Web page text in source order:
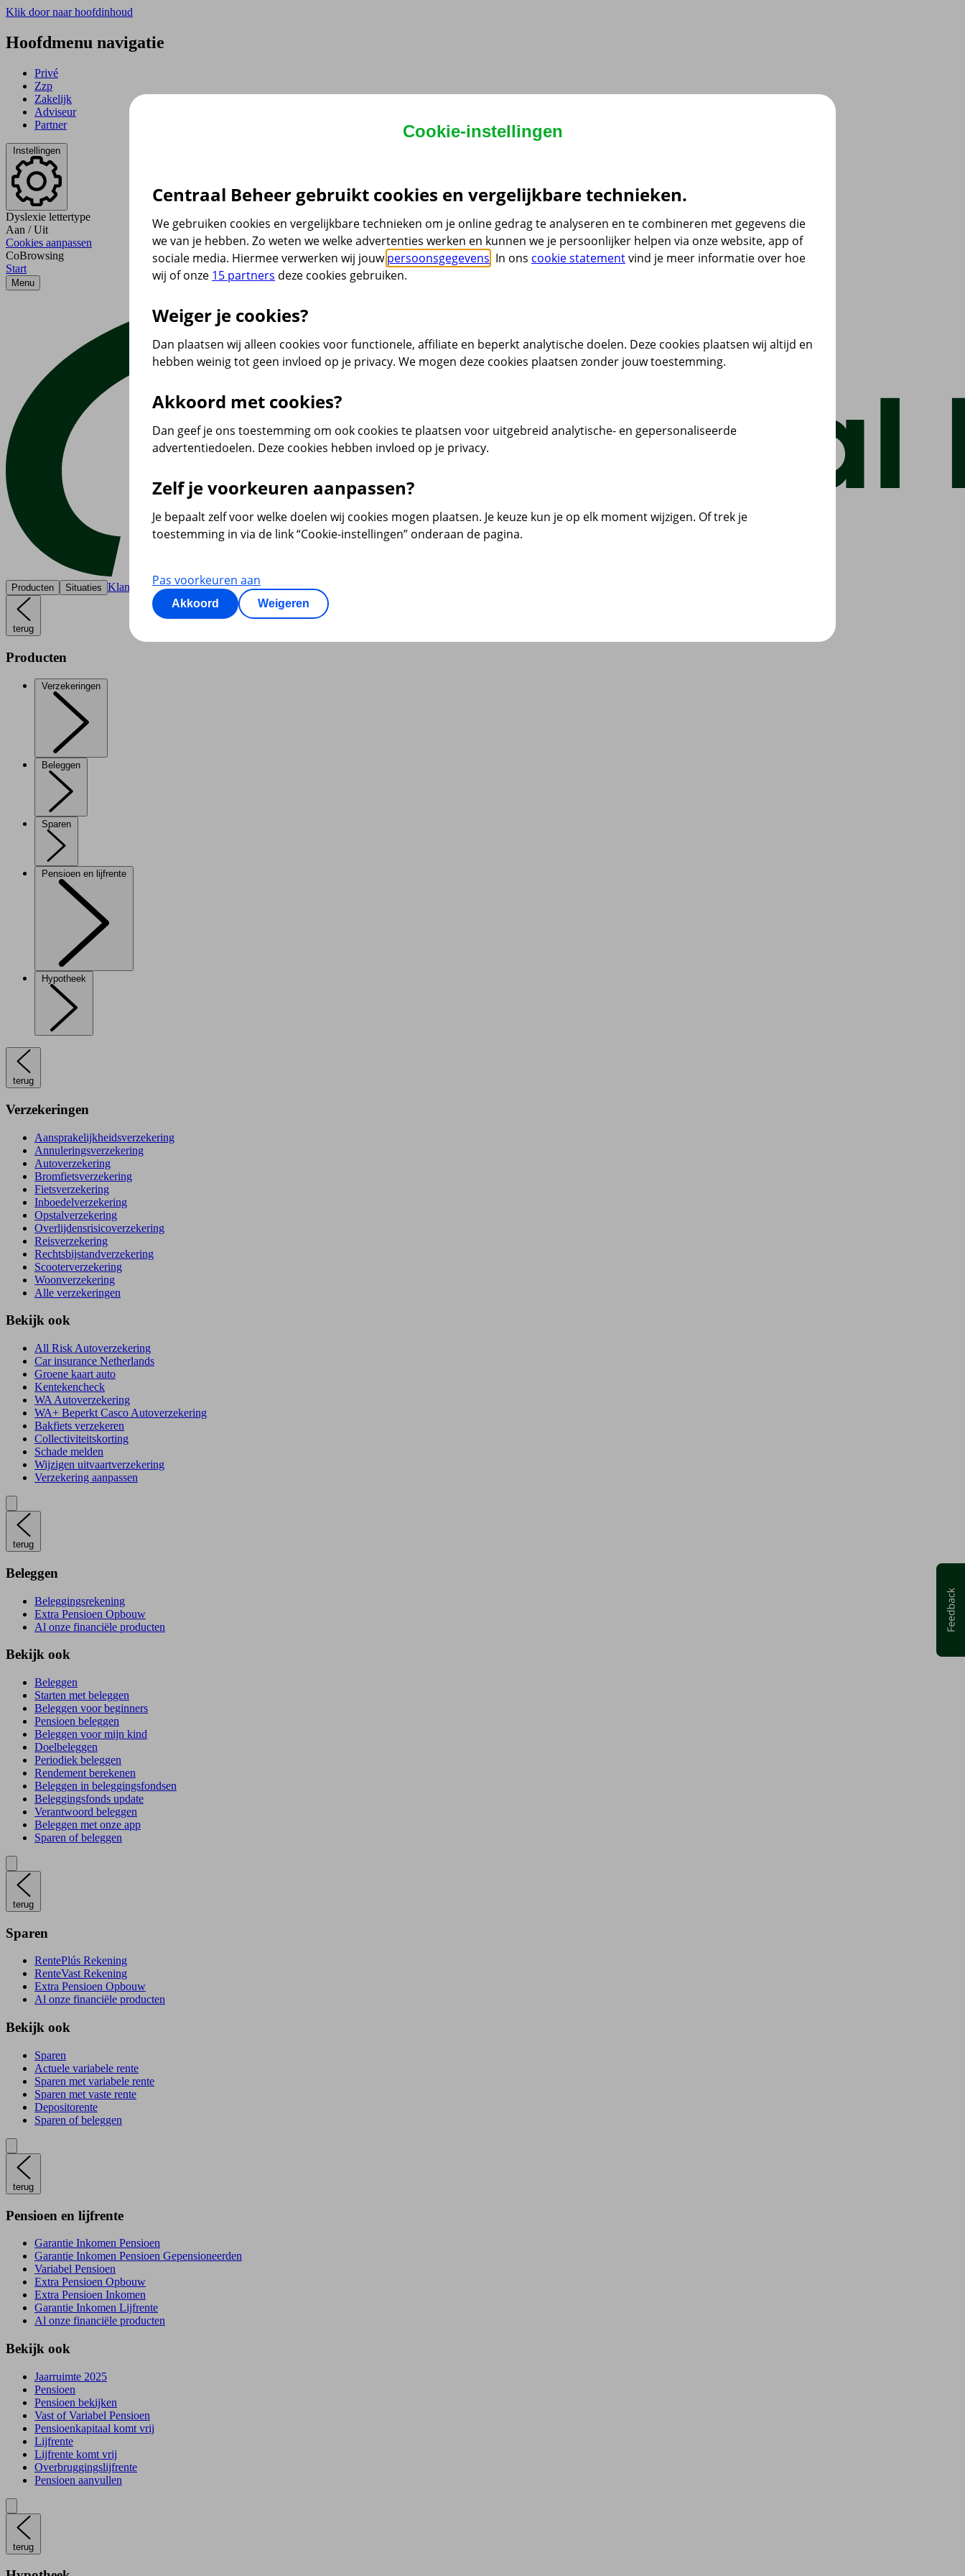
Klik door naar hoofdinhoud
Hoofdmenu navigatie
Privé
Zzp
Zakelijk
Adviseur
Partner
Instellingen
Dyslexie lettertype
Aan / Uit
Cookies aanpassen
CoBrowsing
Start
Menu
Producten Situaties Klantenservice
terug
Producten
Verzekeringen
Beleggen
Sparen
Pensioen en lijfrente
Hypotheek
terug
Verzekeringen
Aansprakelijkheidsverzekering
Annuleringsverzekering
Autoverzekering
Bromfietsverzekering
Fietsverzekering
Inboedelverzekering
Opstalverzekering
Overlijdensrisicoverzekering
Reisverzekering
Rechtsbijstandverzekering
Scooterverzekering
Woonverzekering
Alle verzekeringen
Bekijk ook
All Risk Autoverzekering
Car insurance Netherlands
Groene kaart auto
Kentekencheck
WA Autoverzekering
WA+ Beperkt Casco Autoverzekering
Bakfiets verzekeren
Collectiviteitskorting
Schade melden
Wijzigen uitvaartverzekering
Verzekering aanpassen
terug
Beleggen
Beleggingsrekening
Extra Pensioen Opbouw
Al onze financiële producten
Bekijk ook
Beleggen
Starten met beleggen
Beleggen voor beginners
Pensioen beleggen
Beleggen voor mijn kind
Doelbeleggen
Periodiek beleggen
Rendement berekenen
Beleggen in beleggingsfondsen
Beleggingsfonds update
Verantwoord beleggen
Beleggen met onze app
Sparen of beleggen
terug
Sparen
RentePlús Rekening
RenteVast Rekening
Extra Pensioen Opbouw
Al onze financiële producten
Bekijk ook
Sparen
Actuele variabele rente
Sparen met variabele rente
Sparen met vaste rente
Depositorente
Sparen of beleggen
terug
Pensioen en lijfrente
Garantie Inkomen Pensioen
Garantie Inkomen Pensioen Gepensioneerden
Variabel Pensioen
Extra Pensioen Opbouw
Extra Pensioen Inkomen
Garantie Inkomen Lijfrente
Al onze financiële producten
Bekijk ook
Jaarruimte 2025
Pensioen
Pensioen bekijken
Vast of Variabel Pensioen
Pensioenkapitaal komt vrij
Lijfrente
Lijfrente komt vrij
Overbruggingslijfrente
Pensioen aanvullen
terug
Cookie-instellingen
Centraal Beheer gebruikt cookies en vergelijkbare technieken.
We gebruiken cookies en vergelijkbare technieken om je online gedrag te analyseren en te combineren met gegevens die
we van je hebben. Zo weten we welke advertenties werken en kunnen we je persoonlijker helpen via onze website, app of
sociale media. Hiermee verwerken wij jouwpersoonsgegevens . In ons cookie statementvind je meer informatie over hoe
wij of onze 15 partners deze cookies gebruiken.
Weiger je cookies?
Dan plaatsen wij alleen cookies voor functionele, affiliate en beperkt analytische doelen. Deze cookies plaatsen wij altijd en
hebben weinig tot geen invloed op je privacy. We mogen deze cookies plaatsen zonder jouw toestemming.
Akkoord met cookies?
Dan geef je ons toestemming om ook cookies te plaatsen voor uitgebreid analytische- en gepersonaliseerde
advertentiedoelen. Deze cookies hebben invloed op je privacy.
Zelf je voorkeuren aanpassen?
Je bepaalt zelf voor welke doelen wij cookies mogen plaatsen. Je keuze kun je op elk moment wijzigen. Of trek je
toestemming in via de link “Cookie-instellingen” onderaan de pagina.
Pas voorkeuren aan
Akkoord Weigeren